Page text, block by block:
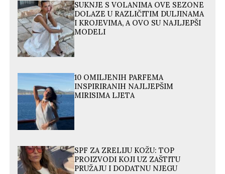
SUKNJE S VOLANIMA OVE SEZONE
DOLAZE U RAZLIČITIM DULJINAMA
I KROJEVIMA, A OVO SU NAJLJEPŠI
MODELI
10 OMILJENIH PARFEMA
INSPIRIRANIH NAJLJEPŠIM
MIRISIMA LJETA
SPF ZA ZRELIJU KOŽU: TOP
PROIZVODI KOJI UZ ZAŠTITU
PRUŽAJU I DODATNU NJEGU